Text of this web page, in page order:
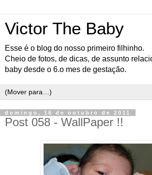
Victor The Baby
Esse é o blog do nosso primeiro filhinho.
Cheio de fotos, de dicas, de assunto
baby desde o 6.o mes de gestação.
domingo, 16 de outubro de 2011
Post 058 - WallPaper !!